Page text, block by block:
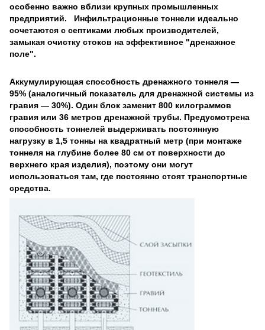
особенно важно вблизи крупных промышленных
предприятий. Инфильтрационные тоннели идеально
сочетаются с септиками любых производителей,
замыкая очистку стоков на эффективное "дренажное
поле".
Аккумулирующая способность дренажного тоннеля —
95% (аналогичный показатель для дренажной системы из
гравия — 30%). Один блок заменит 800 килограммов
гравия или 36 метров дренажной трубы. Предусмотрена
способность тоннелей выдерживать постоянную
нагрузку в 1,5 тонны на квадратный метр (при монтаже
тоннеля на глубине более 80 см от поверхности до
верхнего края изделия), поэтому они могут
использоваться там, где постоянно стоят транспортные
средства.